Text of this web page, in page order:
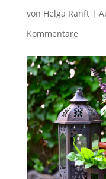
von Helga Ranft|
Kommentare